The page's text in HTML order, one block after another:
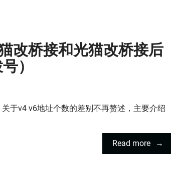
改桥接和光猫改桥接后
）
于v4 v6地址个数的差别不再赘述，主要介绍
Read more